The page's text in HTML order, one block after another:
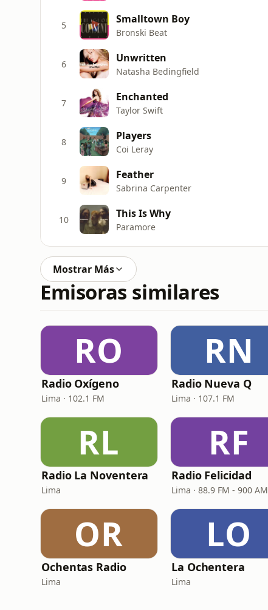
5 Smalltown Boy
Bronski Beat
6 Unwritten
Natasha Bedingfield
7 Enchanted
Taylor Swift
8 Players
Coi Leray
9 Feather
Sabrina Carpenter
10 This Is Why
Paramore
Mostrar Más
Emisoras similares
RO
Radio Oxígeno
Lima · 102.1 FM
RN
Radio Nueva Q
Lima · 107.1 FM
RL
Radio La Noventera
Lima
RF
Radio Felicidad
Lima · 88.9 FM - 900 AM
OR
Ochentas Radio
Lima
LO
La Ochentera
Lima